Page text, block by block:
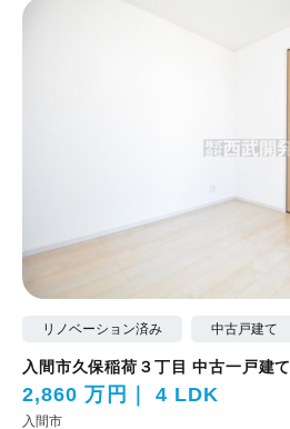
リノベーション済み 中古戸建て
入間市久保稲荷３丁目 中古一戸建て
2,860 万円 4 LDK
入間市